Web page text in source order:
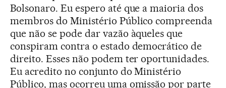
Bolsonaro. Eu espero até que a maioria dos
membros do Ministério Público compreenda
que não se pode dar vazão àqueles que
conspiram contra o estado democrático de
direito. Esses não podem ter oportunidades.
Eu acredito no conjunto do Ministério
Público, mas ocorreu uma omissão por parte